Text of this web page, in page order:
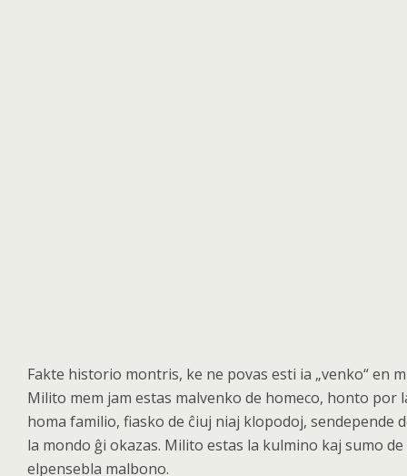
Fakte historio montris, ke ne povas esti ia „venko“en
Milito mem jam estas malvenko de homeco, honto por
homa familio, fiasko de ĉiuj niaj klopodoj, sendepende
la mondo ĝi okazas. Milito estas la kulmino kaj sumo de
elpensebla malbono.